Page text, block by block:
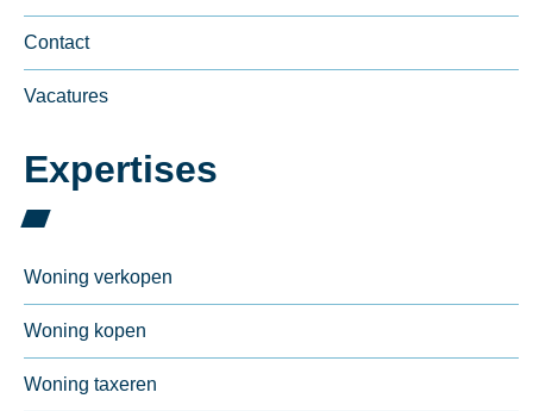
Contact
Vacatures
Expertises
Woning verkopen
Woning kopen
Woning taxeren